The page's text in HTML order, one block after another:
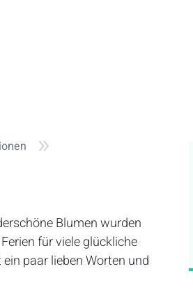
9
Blumen wurden
für viele glückliche
paar lieben Worten und